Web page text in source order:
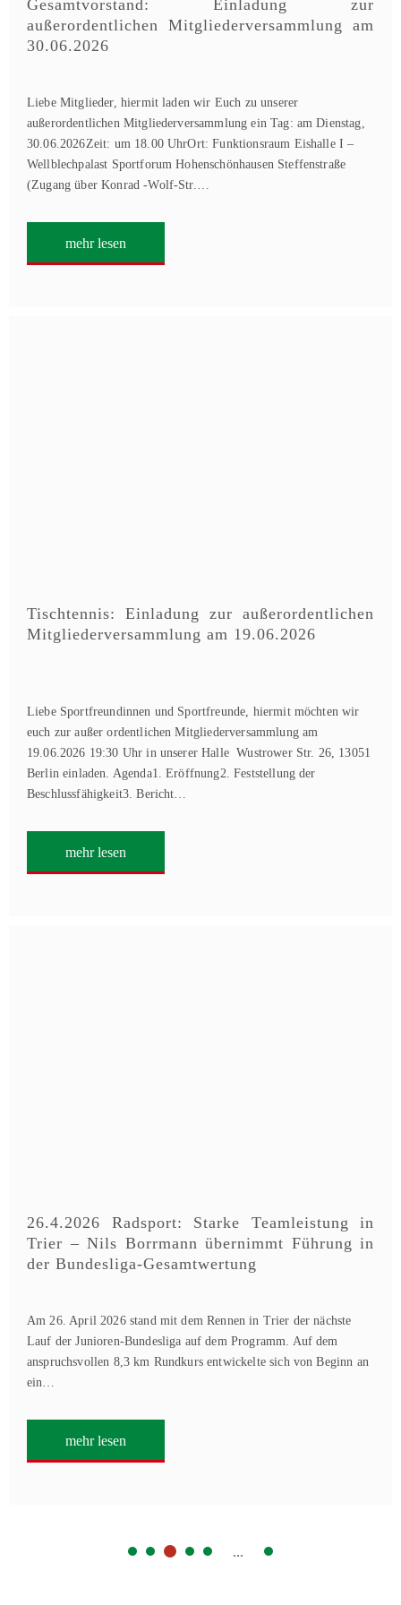
Gesamtvorstand: Einladung zur
außerordentlichen Mitgliederversammlung am
30.06.2026
Liebe Mitglieder, hiermit laden wir Euch zu unserer
außerordentlichen Mitgliederversammlung ein Tag: am Dienstag,
30.06.2026Zeit: um 18.00 UhrOrt: Funktionsraum Eishalle I –
Wellblechpalast Sportforum Hohenschönhausen Steffenstraße
(Zugang über Konrad -Wolf-Str.…
mehr lesen
Tischtennis: Einladung zur außerordentlichen
Mitgliederversammlung am 19.06.2026
Liebe Sportfreundinnen und Sportfreunde, hiermit möchten wir
euch zur außer ordentlichen Mitgliederversammlung am
19.06.2026 19:30 Uhr in unserer Halle Wustrower Str. 26, 13051
Berlin einladen. Agenda1. Eröffnung2. Feststellung der
Beschlussfähigkeit3. Bericht…
mehr lesen
26.4.2026 Radsport: Starke Teamleistung in
Trier – Nils Borrmann übernimmt Führung in
der Bundesliga-Gesamtwertung
Am 26. April 2026 stand mit dem Rennen in Trier der nächste
Lauf der Junioren-Bundesliga auf dem Programm. Auf dem
anspruchsvollen 8,3 km Rundkurs entwickelte sich von Beginn an
ein…
mehr lesen
...